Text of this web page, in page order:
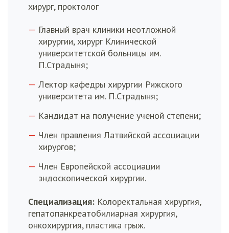
хирург, проктолог
Главный врач клиники неотложной
хирургии, хирург Клинической
университетской больницы им.
П.Страдыня;
Лектор кафедры хирургии Рижского
университета им. П.Страдыня;
Кандидат на получение ученой степени;
Член правления Латвийской ассоциации
хирургов;
Член Европейской ассоциации
эндоскопической хирургии.
Специализация: Колоректальная хирургия,
гепатопанкреатобилиарная хирургия,
онкохирургия, пластика грыж.